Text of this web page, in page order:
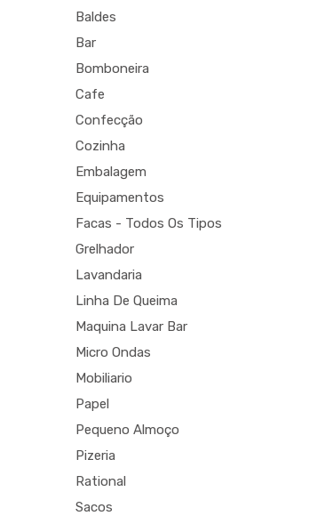
Baldes
Bar
Bomboneira
Cafe
Confecção
Cozinha
Embalagem
Equipamentos
Facas - Todos Os Tipos
Grelhador
Lavandaria
Linha De Queima
Maquina Lavar Bar
Micro Ondas
Mobiliario
Papel
Pequeno Almoço
Pizeria
Rational
Sacos